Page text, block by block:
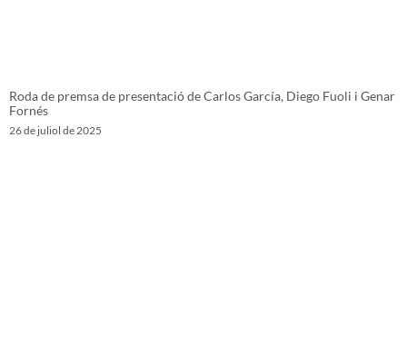
Roda de premsa de presentació de Carlos García, Diego Fuoli i Genar
Fornés
26 de juliol de 2025